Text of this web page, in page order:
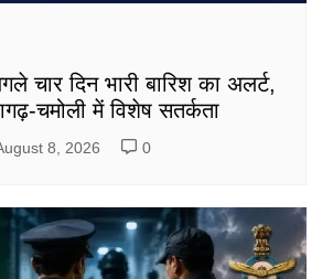
चार दिन भारी बारिश का अलर्ट,
चमोली में विशेष सतर्कता
8, 2026 0